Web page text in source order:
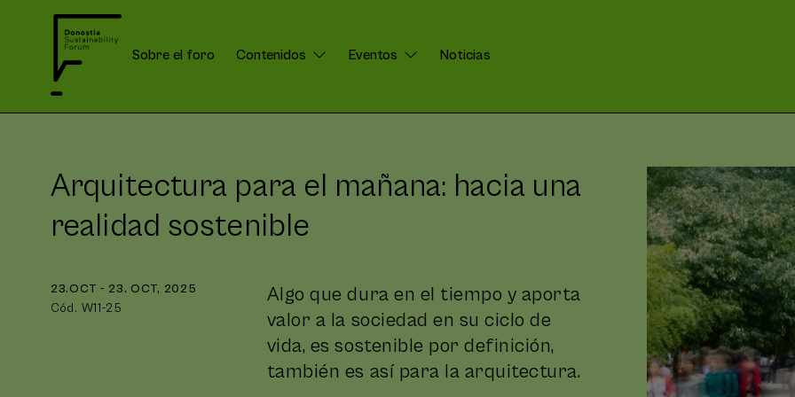
Sobre el foro Contenidos Eventos Noticias
Arquitectura para el mañana: hacia una
realidad sostenible
23.OCT - 23. OCT, 2025
Cód. W11-25
Algo que dura en el tiempo y aporta
valor a la sociedad en su ciclo de
vida, es sostenible por definición,
también es así para la arquitectura.